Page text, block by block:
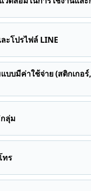
ะโปรไฟล์ LINE
บบมีค่าใช้จ่าย (สติกเกอ
ลุ่ม
ทร